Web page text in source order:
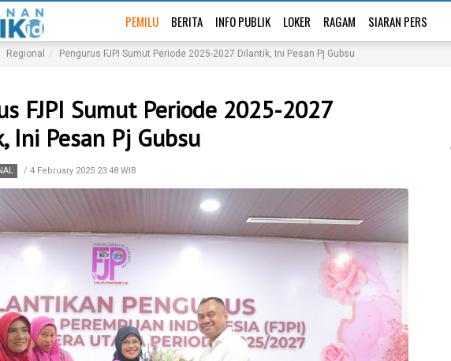
PEMILU BERITA INFO PUBLIK LOKER RAGAM SIARAN PERS
Regional Pengurus FJPI Sumut Periode 2025-2027 Dilantik, Ini Pesan Pj Gubsu
FJPI Sumut Periode 2025-2027
Ini Pesan Pj Gubsu
/ 4 February 2025 23:48 WIB